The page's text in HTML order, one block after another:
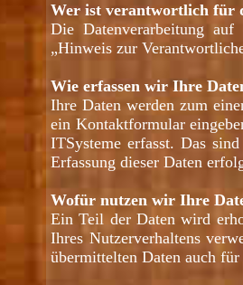
Wer ist verantwortlich für
Die Datenverarbeitung
„Hinweis zur
Wie erfassen wir Ihre
Ihre Daten werden zum
ein Kontaktformular
ITSysteme erfasst. Das
Erfassung dieser Daten
Wofür nutzen wir Ihre
Ein Teil der Daten wird
Ihres Nutzerverhaltens
übermittelten Daten auch